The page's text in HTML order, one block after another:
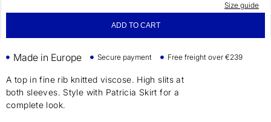
Size guide
ADD TO CART
Made in Europe Secure payment Free freight over €239
A top in fine rib knitted viscose. High slits at
both sleeves. Style with Patricia Skirt for a
complete look.